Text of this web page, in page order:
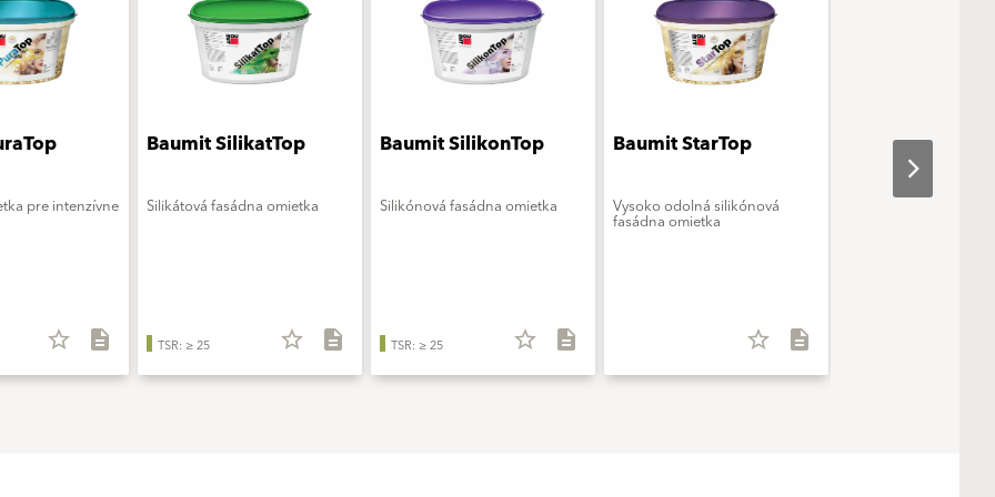
pre intenzívne
star_border description
Baumit SilikatTop
Silikátová fasádna omietka
TSR: ≥ 25 star_border description
Baumit SilikonTop
Silikónová fasádna omietka
TSR: ≥ 25 star_border description
Baumit StarTop
Vysoko odolná silikónová
fasádna omietka
star_border description
Baumit openTop